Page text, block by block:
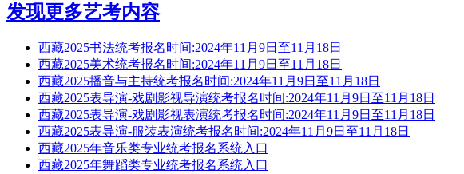
发现更多艺考内容
西藏2025书法统考报名时间:2024年11月9日至11月18日
西藏2025美术统考报名时间:2024年11月9日至11月18日
西藏2025播音与主持统考报名时间:2024年11月9日至11月18日
西藏2025表导演-戏剧影视导演统考报名时间:2024年11月9日至11月18日
西藏2025表导演-戏剧影视表演统考报名时间:2024年11月9日至11月18日
西藏2025表导演-服装表演统考报名时间:2024年11月9日至11月18日
西藏2025年音乐类专业统考报名系统入口
西藏2025年舞蹈类专业统考报名系统入口